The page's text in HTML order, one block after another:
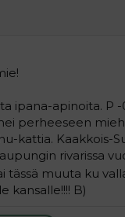
ipana-apinoita. P -
perheeseen
kattia. Kaakkois-
rivarissa
tässä muuta ku
kansalle!!!! B)